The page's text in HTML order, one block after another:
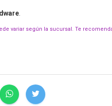
variar según la sucursal. Te